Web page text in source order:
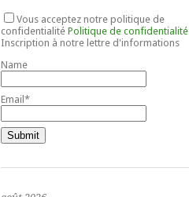
Vous acceptez notre politique de
confidentialité Politique de confidentialité
Inscription à notre lettre d'informations
Name
Email*